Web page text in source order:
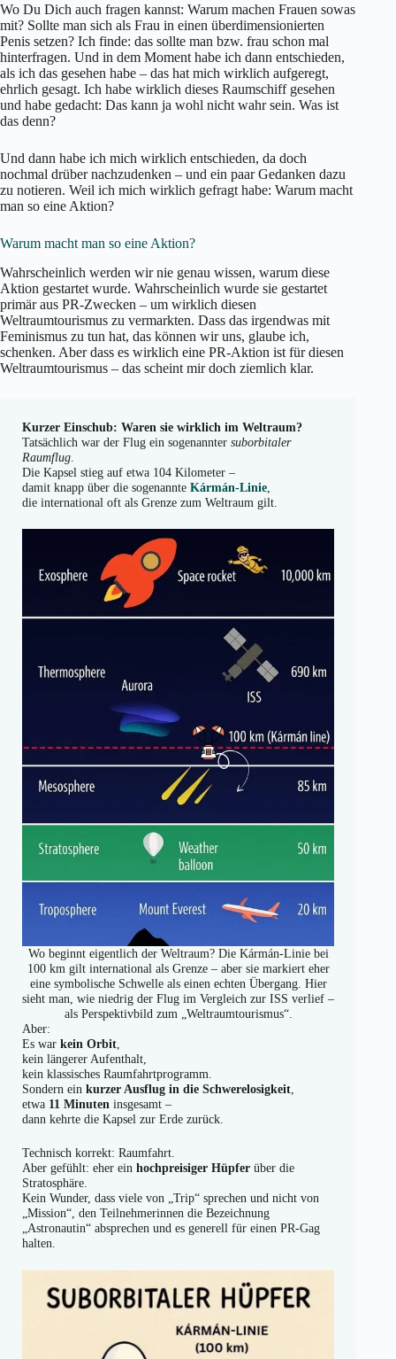
Wo Du Dich auch fragen kannst: Warum machen Frauen sowas
mit? Sollte man sich als Frau in einen überdimensionierten
Penis setzen? Ich finde: das sollte man bzw. frau schon mal
hinterfragen. Und in dem Moment habe ich dann entschieden,
als ich das gesehen habe – das hat mich wirklich aufgeregt,
ehrlich gesagt. Ich habe wirklich dieses Raumschiff gesehen
und habe gedacht: Das kann ja wohl nicht wahr sein. Was ist
das denn?
Und dann habe ich mich wirklich entschieden, da doch
nochmal drüber nachzudenken – und ein paar Gedanken dazu
zu notieren. Weil ich mich wirklich gefragt habe: Warum macht
man so eine Aktion?
Warum macht man so eine Aktion?
Wahrscheinlich werden wir nie genau wissen, warum diese
Aktion gestartet wurde. Wahrscheinlich wurde sie gestartet
primär aus PR-Zwecken – um wirklich diesen
Weltraumtourismus zu vermarkten. Dass das irgendwas mit
Feminismus zu tun hat, das können wir uns, glaube ich,
schenken. Aber dass es wirklich eine PR-Aktion ist für diesen
Weltraumtourismus – das scheint mir doch ziemlich klar.
Kurzer Einschub: Waren sie wirklich im Weltraum?
Tatsächlich war der Flug ein sogenannter suborbitaler
Raumflug
Die Kapsel stieg auf etwa 104 Kilometer –
damit knapp über die sogenannte Kármán-Linie
die international oft als Grenze zum Weltraum gilt.
Wo beginnt eigentlich der Weltraum? Die Kármán-Linie bei
100 km gilt international als Grenze – aber sie markiert eher
eine symbolische Schwelle als einen echten Übergang. Hier
sieht man, wie niedrig der Flug im Vergleich zur ISS verlief –
als Perspektivbild zum „Weltraumtourismus“.
Aber:
Es war kein Orbit
kein längerer Aufenthalt,
kein klassisches Raumfahrtprogramm.
Sondern ein kurzer Ausflug in die Schwerelosigkeit
etwa 11 Minuten insgesamt –
dann kehrte die Kapsel zur Erde zurück.
Technisch korrekt: Raumfahrt.
Aber gefühlt: eher ein hochpreisiger Hüpfer über die
Stratosphäre.
Kein Wunder, dass viele von „Trip“ sprechen und nicht von
„Mission“, den Teilnehmerinnen die Bezeichnung
„Astronautin“ absprechen und es generell für einen PR-Gag
halten.